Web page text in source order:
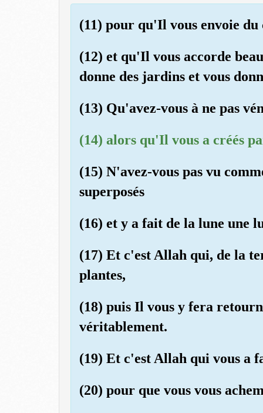
(11) pour qu'Il vous envoie du
(12) et qu'Il vous accorde
donne des jardins et vous
(13) Qu'avez-vous à ne pas
(14) alors qu'Il vous a créés
(15) N'avez-vous pas vu
superposés
(16) et y a fait de la lune une
(17) Et c'est Allah qui, de la
plantes,
(18) puis Il vous y fera
véritablement.
(19) Et c'est Allah qui vous a
(20) pour que vous vous